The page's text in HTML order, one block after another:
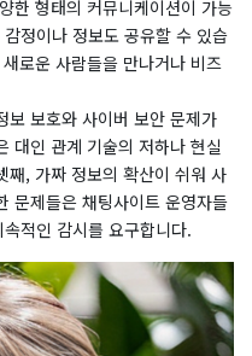
한 형태의 커뮤니케이션이 가능
정이나 정보도 공유할 수 있습
로운 사람들을 만나거나 비즈
보 보호와 사이버 보안 문제가
대인 관계 기술의 저하나 현실
째, 가짜 정보의 확산이 쉬워 사
문제들은 채팅사이트 운영자들
적인 감시를 요구합니다.